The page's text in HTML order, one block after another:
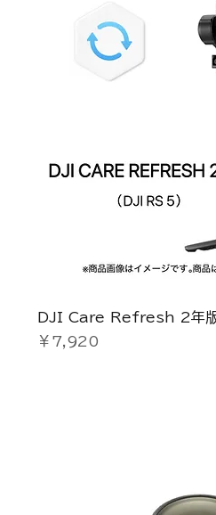
DJI Care Refresh 2年
価格
￥7,920